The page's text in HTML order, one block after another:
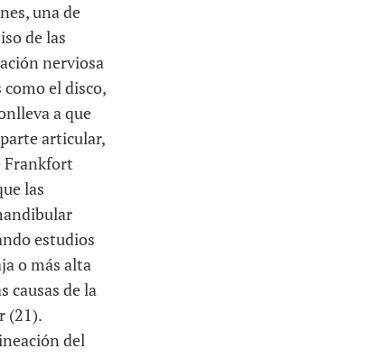
una de
de las
nerviosa
el disco,
a que
articular,
Frankfort
las
estudios
o más alta
causas de la
(21).
del